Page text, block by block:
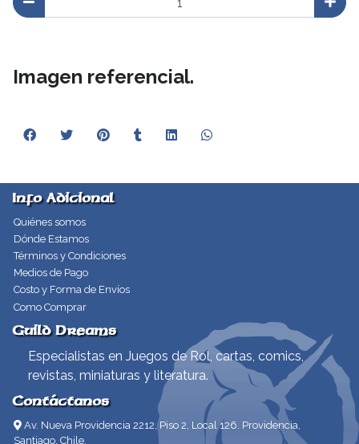
Imagen referencial.
Info Adicional
Quiénes somos
Dónde Estamos
Términos y Condiciones
Medios de Pago
Costo y Forma de Envíos
Como Comprar
Guild Dreams
Especialistas en Juegos de Rol, cartas, comics,
revistas, miniaturas y literatura.
Contáctanos
Av. Nueva Providencia 2212, Piso 2, Local 126. Providencia,
Santiago, Chile.